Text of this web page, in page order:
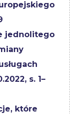
jednolitego
s. 1–
które